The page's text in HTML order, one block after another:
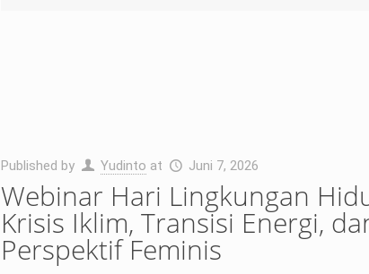
Published by Yudinto at Juni 7, 2026
Webinar Hari Lingkungan
Krisis Iklim, Transisi Energi,
Perspektif Feminis